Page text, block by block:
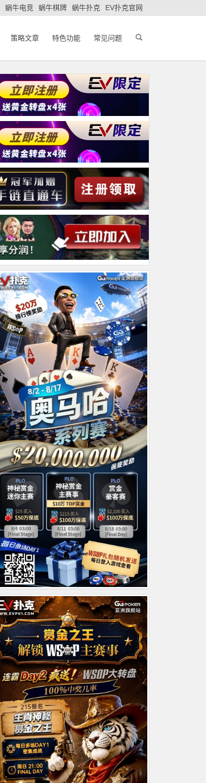
蜗牛电竞 蜗牛棋牌 蜗牛扑克 EV扑克官网
策略文章 特色功能 常见问题